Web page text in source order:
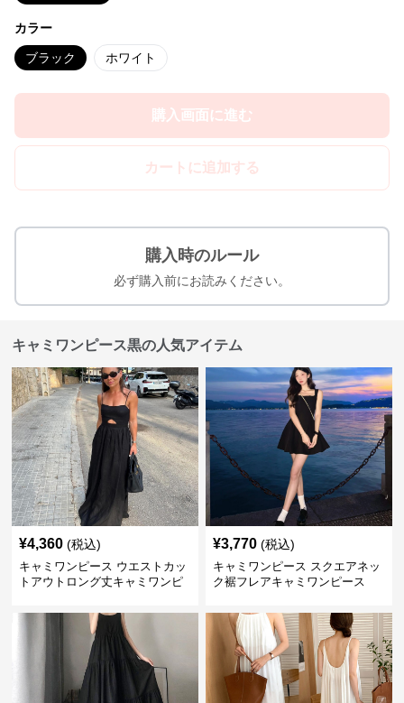
カラー
ブラック ホワイト
購入画面に進む
カートに追加する
購入時のルール
必ず購入前にお読みください。
キャミワンピース黒の人気アイテム
¥4,360 (税込)
キャミワンピース ウエストカッ
トアウトロング丈キャミワンピ
¥3,770 (税込)
キャミワンピース スクエアネッ
ク裾フレアキャミワンピース